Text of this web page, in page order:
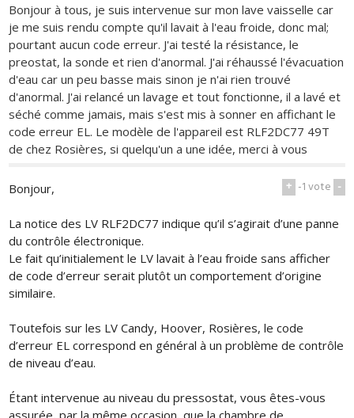
Bonjour à tous, je suis intervenue sur mon lave vaisselle car
je me suis rendu compte qu'il lavait à l'eau froide, donc mal;
pourtant aucun code erreur. J'ai testé la résistance, le
preostat, la sonde et rien d'anormal. J'ai réhaussé l'évacuation
d'eau car un peu basse mais sinon je n'ai rien trouvé
d'anormal. J'ai relancé un lavage et tout fonctionne, il a lavé et
séché comme jamais, mais s'est mis à sonner en affichant le
code erreur EL. Le modèle de l'appareil est RLF2DC77 49T
de chez Rosières, si quelqu'un a une idée, merci à vous
+ -1vote -
Bonjour,
La notice des LV RLF2DC77 indique qu’il s’agirait d’une panne
du contrôle électronique.
Le fait qu’initialement le LV lavait à l’eau froide sans afficher
de code d’erreur serait plutôt un comportement d’origine
similaire.
Toutefois sur les LV Candy, Hoover, Rosières, le code
d’erreur EL correspond en général à un problème de contrôle
de niveau d’eau.
Étant intervenue au niveau du pressostat, vous êtes-vous